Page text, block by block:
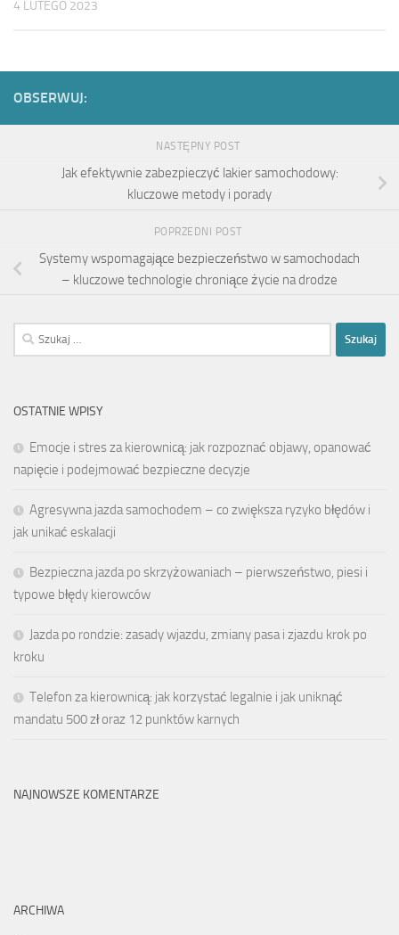
4 LUTEGO 2023
OBSERWUJ:
NASTĘPNY POST
Jak efektywnie zabezpieczyć lakier samochodowy:
kluczowe metody i porady
POPRZEDNI POST
Systemy wspomagające bezpieczeństwo w samochodach
– kluczowe technologie chroniące życie na drodze
Szukaj:
OSTATNIE WPISY
Emocje i stres za kierownicą: jak rozpoznać objawy, opanować
napięcie i podejmować bezpieczne decyzje
Agresywna jazda samochodem – co zwiększa ryzyko błędów i
jak unikać eskalacji
Bezpieczna jazda po skrzyżowaniach – pierwszeństwo, piesi i
typowe błędy kierowców
Jazda po rondzie: zasady wjazdu, zmiany pasa i zjazdu krok po
kroku
Telefon za kierownicą: jak korzystać legalnie i jak uniknąć
mandatu 500 zł oraz 12 punktów karnych
NAJNOWSZE KOMENTARZE
ARCHIWA